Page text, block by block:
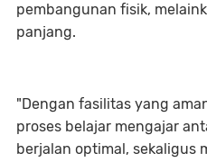
pembangunan fisik,
panjang.
"Dengan fasilitas yang
proses belajar mengajar
berjalan optimal, sekaligus